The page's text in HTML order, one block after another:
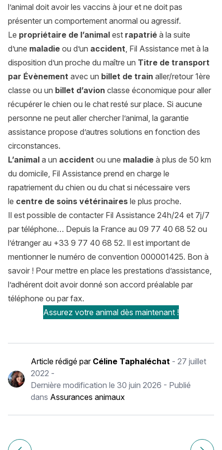
l’animal doit avoir les vaccins à jour et ne doit pas
présenter un comportement anormal ou agressif.
Le propriétaire de l’animal est rapatrié à la suite
d’une maladie ou d’un accident, Fil Assistance met à la
disposition d’un proche du maître un Titre de transport
par Évènement avec un billet de train aller/retour 1ère
classe ou un billet d’avion classe économique pour aller
récupérer le chien ou le chat resté sur place. Si aucune
personne ne peut aller chercher l’animal, la garantie
assistance propose d’autres solutions en fonction des
circonstances.
L’animal a un accident ou une maladie à plus de 50 km
du domicile, Fil Assistance prend en charge le
rapatriement du chien ou du chat si nécessaire vers
le centre de soins vétérinaires le plus proche.
Il est possible de contacter Fil Assistance 24h/24 et 7j/7
par téléphone… Depuis la France au 09 77 40 68 52 ou
l’étranger au +33 9 77 40 68 52. Il est important de
mentionner le numéro de convention 000001425. Bon à
savoir ! Pour mettre en place les prestations d’assistance,
l’adhérent doit avoir donné son accord préalable par
téléphone ou par fax.
Assurez votre animal dès maintenant !
Article rédigé par Céline Taphaléchat -27 juillet
2022 -
Dernière modification le30 juin 2026 - Publié
dans Assurances animaux
Navigation